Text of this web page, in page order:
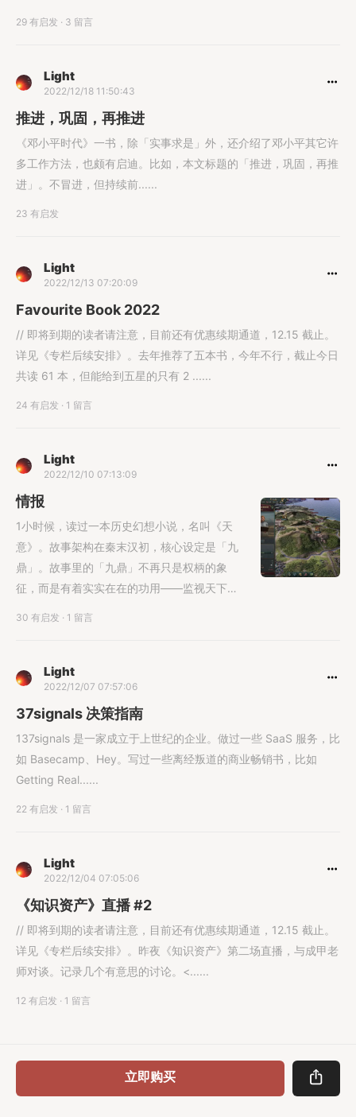
29 有启发 · 3 留言
Light
2022/12/18 11:50:43
推进，巩固，再推进
《邓小平时代》一书，除「实事求是」外，还介绍了邓小平其它许
多工作方法，也颇有启迪。比如，本文标题的「推进，巩固，再推
进」。不冒进，但持续前......
23 有启发
Light
2022/12/13 07:20:09
Favourite Book 2022
// 即将到期的读者请注意，目前还有优惠续期通道，12.15 截止。
详见《专栏后续安排》。去年推荐了五本书，今年不行，截止今日
共读 61 本，但能给到五星的只有 2 ......
24 有启发 · 1 留言
Light
2022/12/10 07:13:09
情报
1小时候，读过一本历史幻想小说，名叫《天
意》。故事架构在秦末汉初，核心设定是「九
鼎」。故事里的「九鼎」不再只是权柄的象
征，而是有着实实在在的功用——监视天下的
30 有启发 · 1 留言
Light
2022/12/07 07:57:06
37signals 决策指南
137signals 是一家成立于上世纪的企业。做过一些 SaaS 服务，比
如 Basecamp、Hey。写过一些离经叛道的商业畅销书，比如
Getting Real......
22 有启发 · 1 留言
Light
2022/12/04 07:05:06
《知识资产》直播 #2
// 即将到期的读者请注意，目前还有优惠续期通道，12.15 截止。
详见《专栏后续安排》。昨夜《知识资产》第二场直播，与成甲老
师对谈。记录几个有意思的讨论。<......
12 有启发 · 1 留言
立即购买